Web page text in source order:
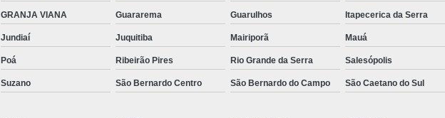
GRANJA VIANA Guararema Guarulhos Itapecerica da Serra
Jundiaí Juquitiba Mairiporã Mauá
Poá Ribeirão Pires Rio Grande da Serra Salesópolis
Suzano São Bernardo Centro São Bernardo do Campo São Caetano do Sul